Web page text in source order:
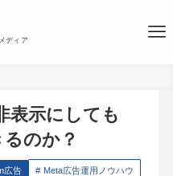
ディア
表示にしても
のか？
広告 Meta広告運用ノウハウ